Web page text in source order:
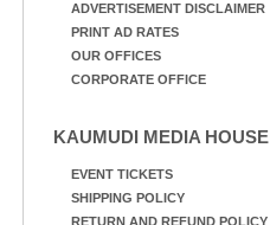
ADVERTISEMENT DISCLAIMER
PRINT AD RATES
OUR OFFICES
CORPORATE OFFICE
KAUMUDI MEDIA HOUSE
EVENT TICKETS
SHIPPING POLICY
RETURN AND REFUND POLICY